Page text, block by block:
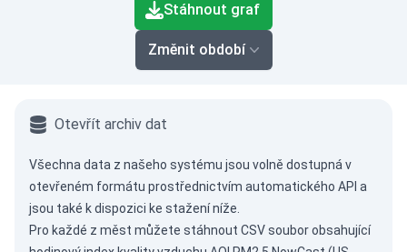
Stáhnout graf
Změnit období
Otevřít archiv dat
Všechna data z našeho systému jsou volně dostupná v
otevřeném formátu prostřednictvím automatického API a
jsou také k dispozici ke stažení níže.
Pro každé z měst můžete stáhnout CSV soubor obsahující